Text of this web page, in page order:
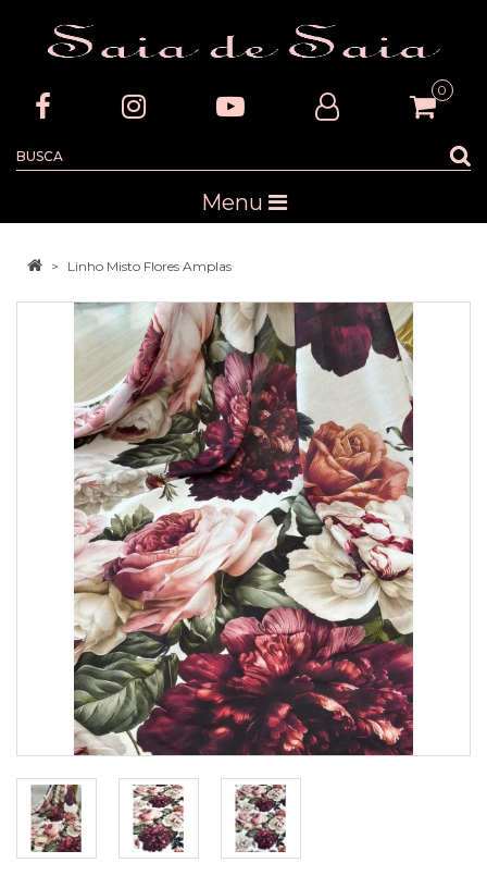
0
Menu
Linho Misto Flores Amplas